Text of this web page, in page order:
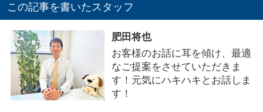
この記事を書いたスタッフ
肥田将也
お客様のお話に耳を傾け、最適
なご提案をさせていただきま
す！元気にハキハキとお話しま
す！